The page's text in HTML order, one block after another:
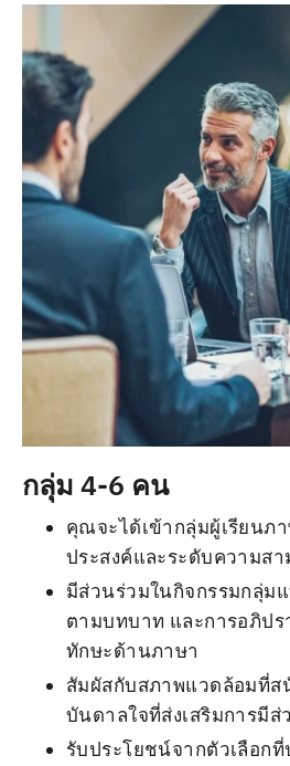
กลุ่ม 4-6 คน
คุณจะได้เข้ากลุ่มผู้เรียนภ
ประสงค์และระดับความสา
มีส่วนร่วมในกิจกรรมกลุ่ม
ตามบทบาท และการอภิปร
ทักษะด้านภาษา
สัมผัสกับสภาพแวดล้อมที่ส
บันดาลใจที่ส่งเสริมการมี
รับประโยชน์จากตัวเลือก